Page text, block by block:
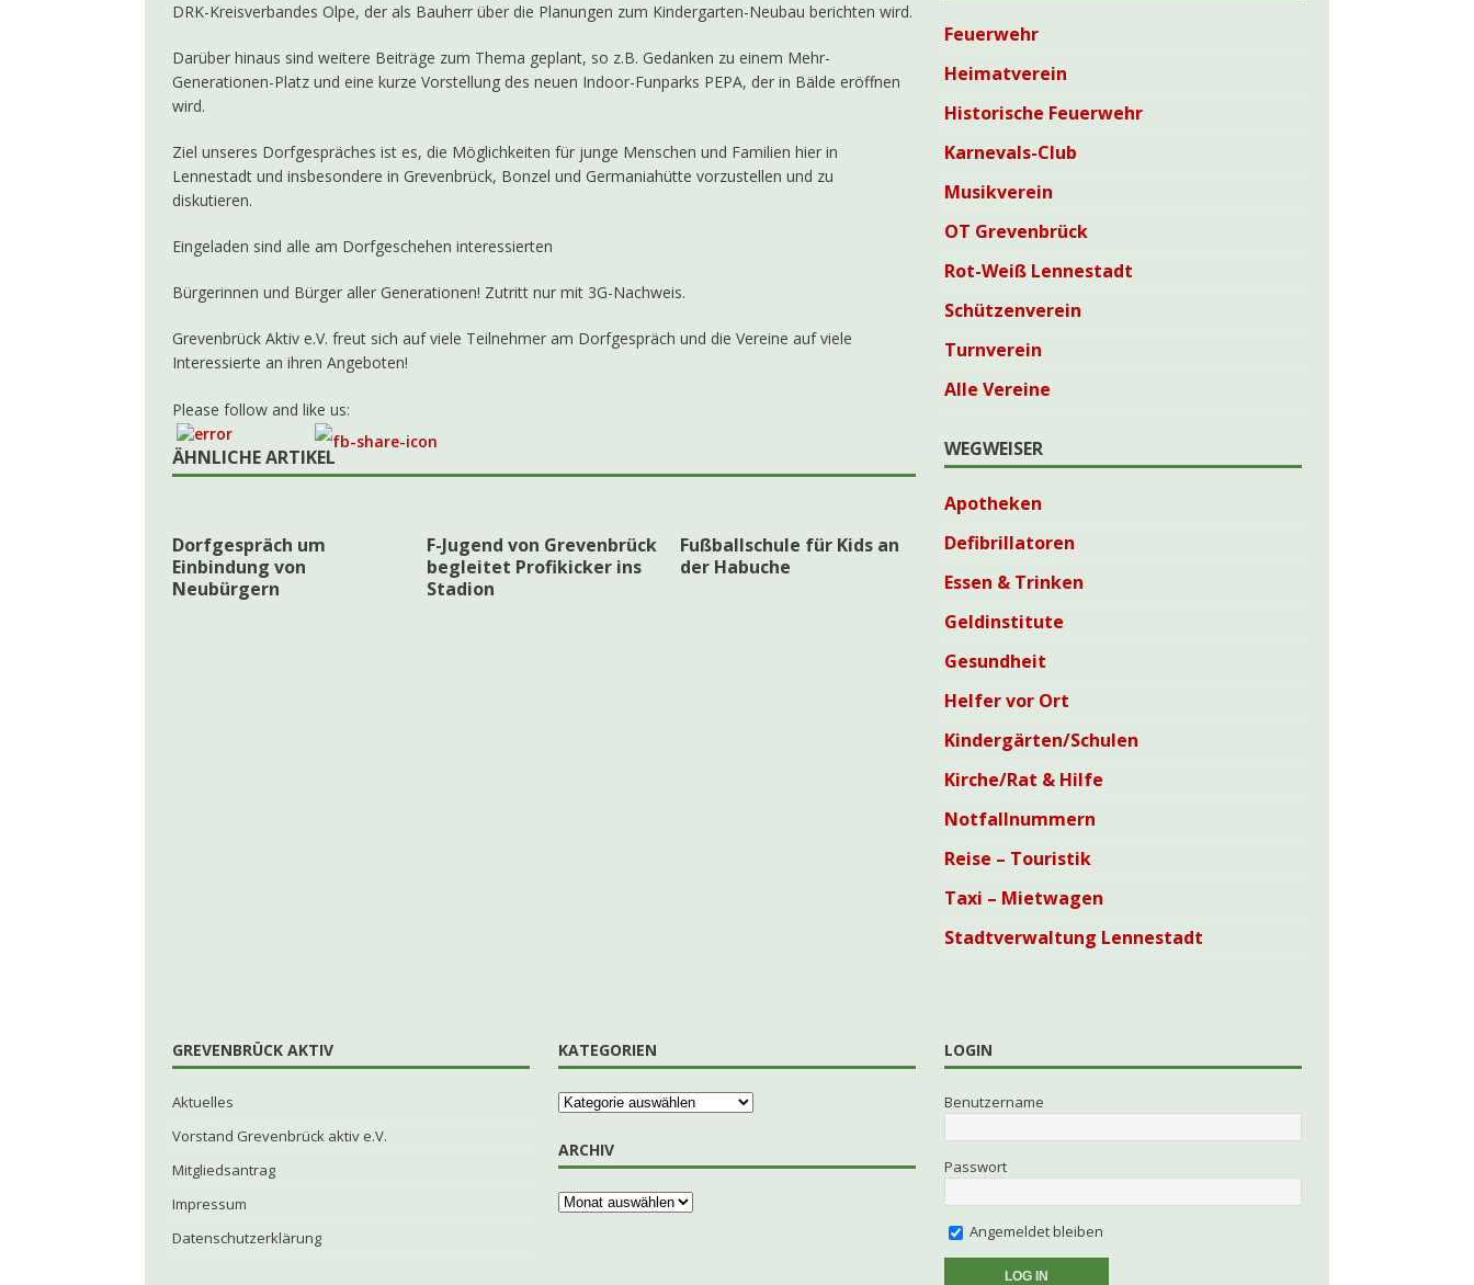
DRK-Kreisverbandes Olpe, der als Bauherr über die Planungen zum Kindergarten-Neubau berichten wird.
Darüber hinaus sind weitere Beiträge zum Thema geplant, so z.B. Gedanken zu einem Mehr-
Generationen-Platz und eine kurze Vorstellung des neuen Indoor-Funparks PEPA, der in Bälde eröffnen
wird.
Ziel unseres Dorfgespräches ist es, die Möglichkeiten für junge Menschen und Familien hier in
Lennestadt und insbesondere in Grevenbrück, Bonzel und Germaniahütte vorzustellen und zu
diskutieren.
Eingeladen sind alle am Dorfgeschehen interessierten
Bürgerinnen und Bürger aller Generationen! Zutritt nur mit 3G-Nachweis.
Grevenbrück Aktiv e.V. freut sich auf viele Teilnehmer am Dorfgespräch und die Vereine auf viele
Interessierte an ihren Angeboten!
Please follow and like us:
ÄHNLICHE ARTIKEL
Dorfgespräch um
Einbindung von
Neubürgern
F-Jugend von Grevenbrück
begleitet Profikicker ins
Stadion
Fußballschule für Kids an
der Habuche
Feuerwehr
Heimatverein
Historische Feuerwehr
Karnevals-Club
Musikverein
OT Grevenbrück
Rot-Weiß Lennestadt
Schützenverein
Turnverein
Alle Vereine
WEGWEISER
Apotheken
Defibrillatoren
Essen & Trinken
Geldinstitute
Gesundheit
Helfer vor Ort
Kindergärten/Schulen
Kirche/Rat & Hilfe
Notfallnummern
Reise – Touristik
Taxi – Mietwagen
Stadtverwaltung Lennestadt
GREVENBRÜCK AKTIV
Aktuelles
Vorstand Grevenbrück aktiv e.V.
Mitgliedsantrag
Impressum
Datenschutzerklärung
KATEGORIEN
ARCHIV
LOGIN
Benutzername
Passwort
Angemeldet bleiben